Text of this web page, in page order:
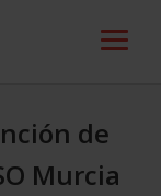
de
Murcia